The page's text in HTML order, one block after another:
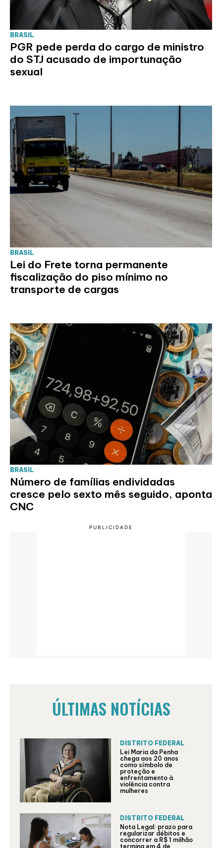
BRASIL
PGR pede perda do cargo de ministro
do STJ acusado de importunação
sexual
BRASIL
Lei do Frete torna permanente
fiscalização do piso mínimo no
transporte de cargas
BRASIL
Número de famílias endividadas
cresce pelo sexto mês seguido, aponta
CNC
ÚLTIMAS NOTÍCIAS
DISTRITO FEDERAL
Lei Maria da Penha
chega aos 20 anos
como símbolo de
proteção e
enfrentamento à
violência contra
mulheres
DISTRITO FEDERAL
Nota Legal: prazo para
regularizar débitos e
concorrer a R$ 1 milhão
termina em 4 de